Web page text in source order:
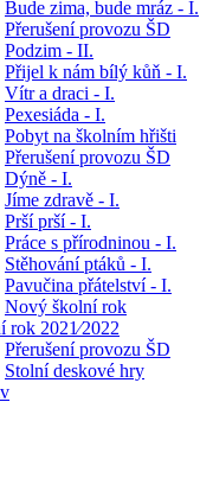
Bude zima, bude mráz - I.
Přerušení provozu ŠD
Podzim - II.
Přijel k nám bílý kůň - I.
Vítr a draci - I.
Pexesiáda - I.
Pobyt na školním hřišti
Přerušení provozu ŠD
Dýně - I.
Jíme zdravě - I.
Prší prší - I.
Práce s přírodninou - I.
Stěhování ptáků - I.
Pavučina přátelství - I.
Nový školní rok
rok 2021⁄2022
Přerušení provozu ŠD
Stolní deskové hry